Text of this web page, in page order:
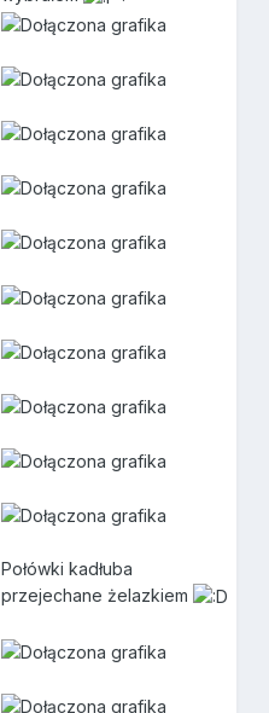
Połówki kadłuba
przejechane żelazkiem